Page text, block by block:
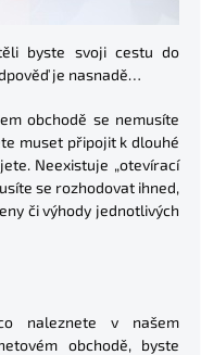
byste svoji cestu do
je nasnadě…
obchodě se nemusíte
muset připojit k dlouhé
Neexistuje „otevírací
se rozhodovat ihned,
či výhody jednotlivých
naleznete v našem
obchodě, byste